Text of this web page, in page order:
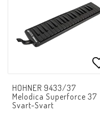
HOHNER 9433/37
Melodica Superforce 37
Svart-Svart